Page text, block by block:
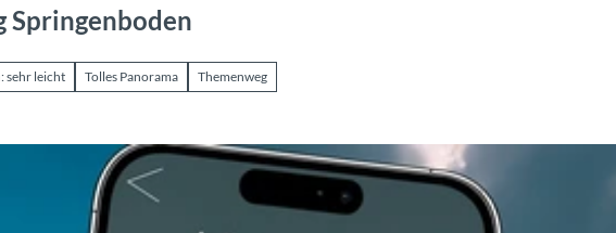
Springenboden
sehr leicht Tolles Panorama Themenweg